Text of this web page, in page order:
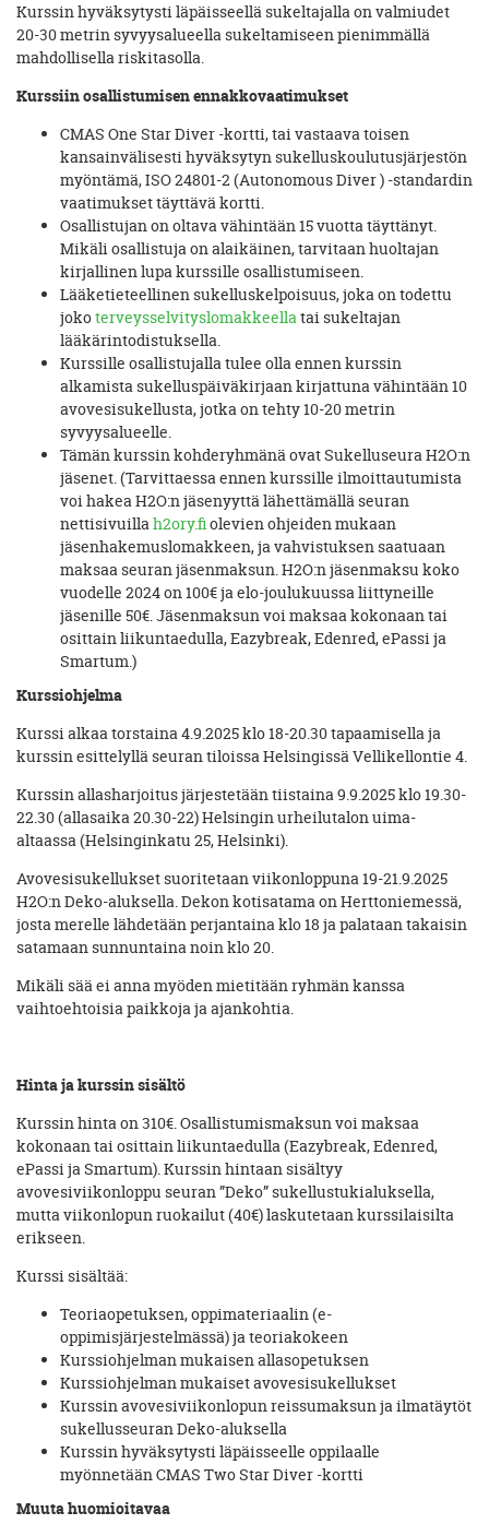
Kurssin hyväksytysti läpäisseellä sukeltajalla on valmiudet
20-30 metrin syvyysalueella sukeltamiseen pienimmällä
mahdollisella riskitasolla.
Kurssiin osallistumisen ennakkovaatimukset
CMAS One Star Diver -kortti, tai vastaava toisen
kansainvälisesti hyväksytyn sukelluskoulutusjärjestön
myöntämä, ISO 24801-2 (Autonomous Diver ) -standardin
vaatimukset täyttävä kortti.
Osallistujan on oltava vähintään 15 vuotta täyttänyt.
Mikäli osallistuja on alaikäinen, tarvitaan huoltajan
kirjallinen lupa kurssille osallistumiseen.
Lääketieteellinen sukelluskelpoisuus, joka on todettu
jokoterveysselvityslomakkeellatai sukeltajan
lääkärintodistuksella.
Kurssille osallistujalla tulee olla ennen kurssin
alkamista sukelluspäiväkirjaan kirjattuna vähintään 10
avovesisukellusta, jotka on tehty 10-20 metrin
syvyysalueelle.
Tämän kurssin kohderyhmänä ovat Sukelluseura H2O:n
jäsenet. (Tarvittaessa ennen kurssille ilmoittautumista
voi hakea H2O:n jäsenyyttä lähettämällä seuran
nettisivuillah2ory.fiolevien ohjeiden mukaan
jäsenhakemuslomakkeen, ja vahvistuksen saatuaan
maksaa seuran jäsenmaksun. H2O:n jäsenmaksu koko
vuodelle 2024 on 100€ ja elo-joulukuussa liittyneille
jäsenille 50€. Jäsenmaksun voi maksaa kokonaan tai
osittain liikuntaedulla, Eazybreak, Edenred, ePassi ja
Smartum.)
Kurssiohjelma
Kurssi alkaa torstaina 4.9.2025 klo 18-20.30 tapaamisella ja
kurssin esittelyllä seuran tiloissa Helsingissä Vellikellontie 4.
Kurssin allasharjoitus järjestetään tiistaina 9.9.2025 klo 19.30-
22.30 (allasaika 20.30-22) Helsingin urheilutalon uima-
altaassa (Helsinginkatu 25, Helsinki).
Avovesisukellukset suoritetaan viikonloppuna 19-21.9.2025
H2O:n Deko-aluksella. Dekon kotisatama on Herttoniemessä,
josta merelle lähdetään perjantaina klo 18 ja palataan takaisin
satamaan sunnuntaina noin klo 20.
Mikäli sää ei anna myöden mietitään ryhmän kanssa
vaihtoehtoisia paikkoja ja ajankohtia.
Hinta ja kurssin sisältö
Kurssin hinta on 310€. Osallistumismaksun voi maksaa
kokonaan tai osittain liikuntaedulla (Eazybreak, Edenred,
ePassi ja Smartum). Kurssin hintaan sisältyy
avovesiviikonloppu seuran ”Deko” sukellustukialuksella,
mutta viikonlopun ruokailut (40€) laskutetaan kurssilaisilta
erikseen.
Kurssi sisältää:
Teoriaopetuksen, oppimateriaalin (e-
oppimisjärjestelmässä) ja teoriakokeen
Kurssiohjelman mukaisen allasopetuksen
Kurssiohjelman mukaiset avovesisukellukset
Kurssin avovesiviikonlopun reissumaksun ja ilmatäytöt
sukellusseuran Deko-aluksella
Kurssin hyväksytysti läpäisseelle oppilaalle
myönnetään CMAS Two Star Diver -kortti
Muuta huomioitavaa